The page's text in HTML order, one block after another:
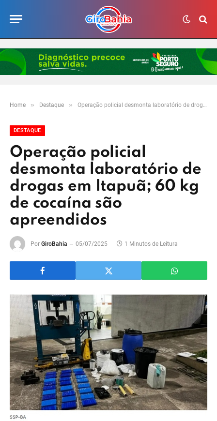
Home » Destaque » Operação policial desmonta laboratório de drogas em Itapuã; 60 kg de cocaína são apreendidos
DESTAQUE
Operação policial
desmonta laboratório de
drogas em Itapuã; 60 kg
de cocaína são
apreendidos
Por GiroBahia 05/07/2025 1 Minutos de Leitura